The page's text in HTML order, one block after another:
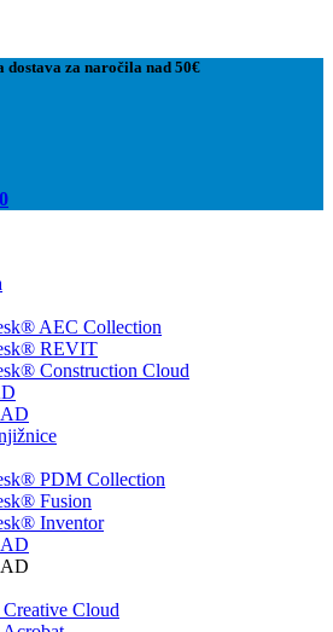
dostava za naročila nad 50€
AEC Collection
REVIT
Construction Cloud
PDM Collection
Fusion
Inventor
Cloud